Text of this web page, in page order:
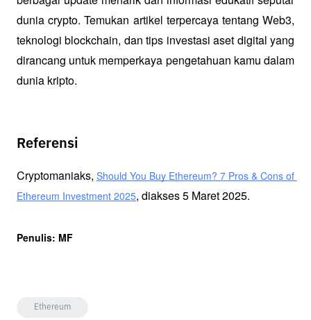
dunia crypto. Temukan artikel terpercaya tentang Web3,
teknologi blockchain, dan tips investasi aset digital yang
dirancang untuk memperkaya pengetahuan kamu dalam
dunia kripto.
Referensi
Cryptomaniaks, Should You Buy Ethereum? 7 Pros & Cons of
Ethereum Investment 2025, diakses 5 Maret 2025.
Penulis: MF
Ethereum